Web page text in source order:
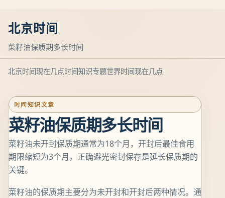
北京时间
菜籽油保质期多长时间
北京时间现在几点时间知识专题世界时间现在几点
时间知识文章
菜籽油保质期多长时间
菜籽油未开封保质期通常为18个月，开封后最佳食用
期限缩短为3个月。正确避光密封保存是延长保质期的
关键。
菜籽油的保质期主要分为未开封和开封后两种情况。通